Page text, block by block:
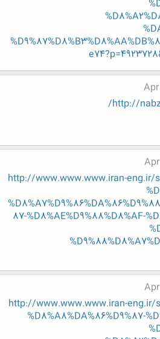
Apr
http://
Apr
http://www.www.www.iran-eng.ir/
87-%D8%AE%D9%88%D8%AF-
Apr
http://www.www.www.iran-eng.ir/
%D8%A8%DA%86%D9%87-